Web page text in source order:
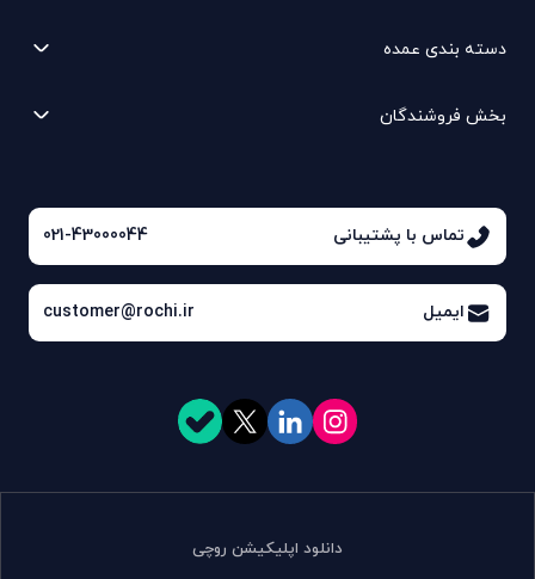
دسته بندی عمده
بخش فروشندگان
تماس با پشتیبانی 021-43000044
ایمیل customer@rochi.ir
دانلود اپلیکیشن روچی